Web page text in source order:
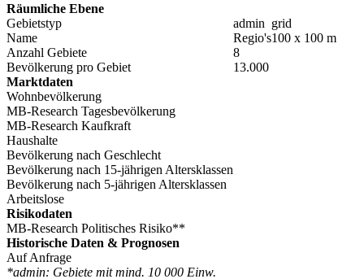
Räumliche Ebene
Gebietstyp
admin grid
Name
Regio's100 x 100 m
Anzahl Gebiete
8
Bevölkerung pro Gebiet
13.000
Marktdaten
Wohnbevölkerung
MB-Research Tagesbevölkerung
MB-Research Kaufkraft
Haushalte
Bevölkerung nach Geschlecht
Bevölkerung nach 15-jährigen Altersklassen
Bevölkerung nach 5-jährigen Altersklassen
Arbeitslose
Risikodaten
MB-Research Politisches Risiko**
Historische Daten & Prognosen
Auf Anfrage
*admin: Gebiete mit mind. 10 000 Einw.